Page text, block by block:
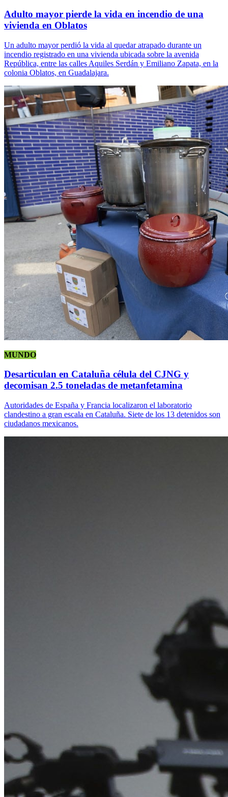
Adulto mayor pierde la vida en incendio de una
vivienda en Oblatos
Un adulto mayor perdió la vida al quedar atrapado durante un
incendio registrado en una vivienda ubicada sobre la avenida
República, entre las calles Aquiles Serdán y Emiliano Zapata, en la
colonia Oblatos, en Guadalajara.
MUNDO
Desarticulan en Cataluña célula del CJNG y
decomisan 2.5 toneladas de metanfetamina
Autoridades de España y Francia localizaron el laboratorio
clandestino a gran escala en Cataluña. Siete de los 13 detenidos son
ciudadanos mexicanos.